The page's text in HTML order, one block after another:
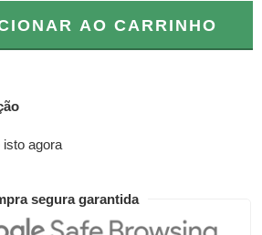
AO CARRINHO
isto agora
segura garantida